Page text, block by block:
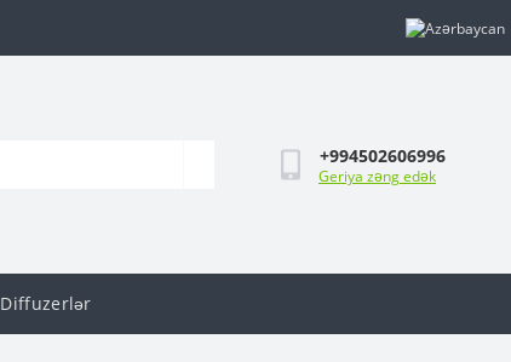
+994502606996
Geriya zəng edək
Diffuzerlər